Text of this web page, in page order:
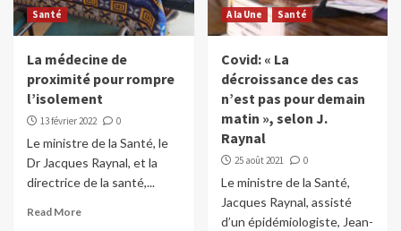
Santé
La médecine de
proximité pour rompre
l’isolement
13 février 2022 0
Le ministre de la Santé, le
Dr Jacques Raynal, et la
directrice de la santé,...
Read More
A la Une Santé
Covid: « La
décroissance des cas
n’est pas pour demain
matin », selon J.
Raynal
25 août 2021 0
Le ministre de la Santé,
Jacques Raynal, assisté
d’un épidémiologiste, Jean-